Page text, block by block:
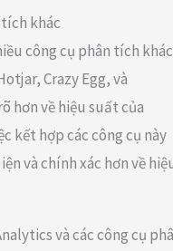
tích khác
công cụ phân tích khác
Crazy Egg, và
hơn về hiệu suất của
kết hợp các công cụ này
và chính xác hơn về
và các công cụ